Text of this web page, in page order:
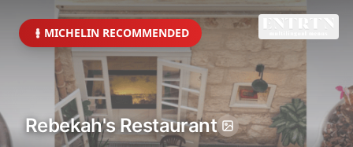
MICHELIN RECOMMENDED
Rebekah's Restaurant